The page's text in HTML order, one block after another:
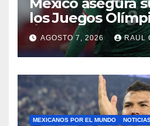
los Juegos
Ángeles 2028
AGOSTO 7, 2026 RAUL
MEXICANOS POR EL MUNDO